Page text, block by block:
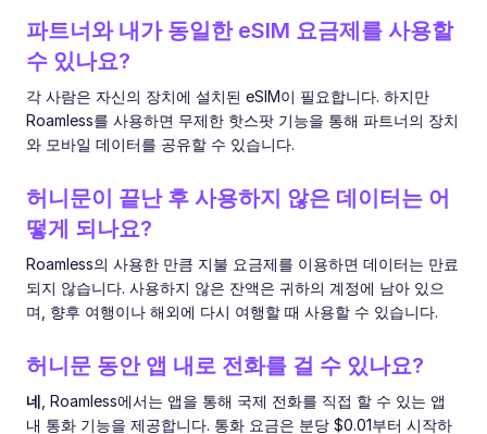
파트너와 내가 동일한 eSIM 요금제를 사용할
수 있나요?
각 사람은 자신의 장치에 설치된 eSIM이 필요합니다. 하지만
Roamless를 사용하면 무제한 핫스팟 기능을 통해 파트너의 장치
와 모바일 데이터를 공유할 수 있습니다.
허니문이 끝난 후 사용하지 않은 데이터는 어
떻게 되나요?
Roamless의 사용한 만큼 지불 요금제를 이용하면 데이터는 만료
되지 않습니다. 사용하지 않은 잔액은 귀하의 계정에 남아 있으
며, 향후 여행이나 해외에 다시 여행할 때 사용할 수 있습니다.
허니문 동안 앱 내로 전화를 걸 수 있나요?
네 , Roamless에서는 앱을 통해 국제 전화를 직접 할 수 있는 앱
내 통화 기능을 제공합니다. 통화 요금은 분당 $0.01부터 시작하